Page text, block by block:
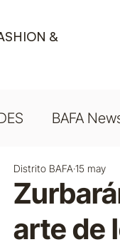
&
BAFA
arte de
Distrito BAFA 15 may